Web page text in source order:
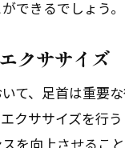
できるでしょう。
クササイズ
て、足首は重要
クササイズを行
を向上させるこ